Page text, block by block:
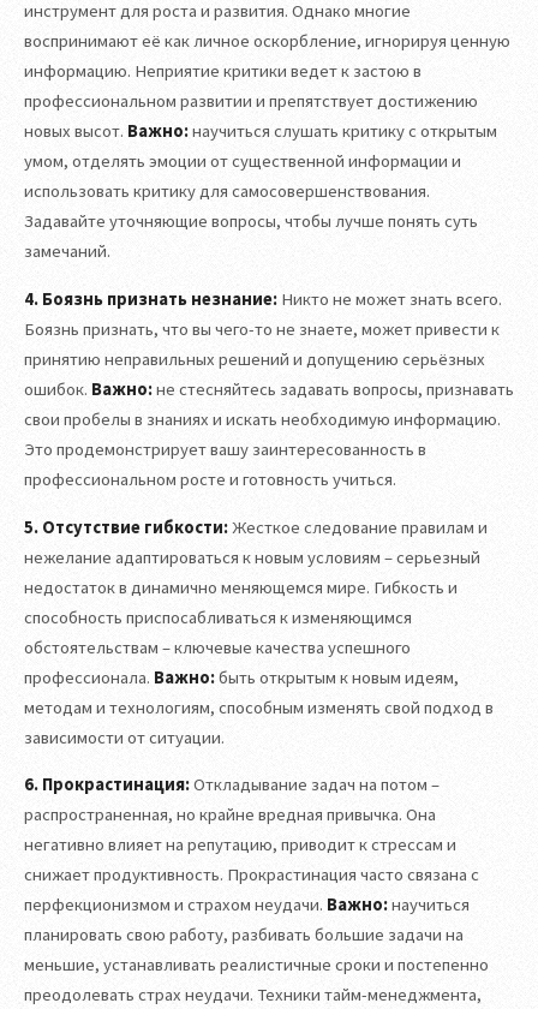
инструмент для роста и развития. Однако многие
воспринимают её как личное оскорбление, игнорируя ценную
информацию. Неприятие критики ведет к застою в
профессиональном развитии и препятствует достижению
новых высот. Важно:научиться слушать критику с открытым
умом, отделять эмоции от существенной информации и
использовать критику для самосовершенствования.
Задавайте уточняющие вопросы, чтобы лучше понять суть
замечаний.
4. Боязнь признать незнание: Никто не может знать всего.
Боязнь признать, что вы чего-то не знаете, может привести к
принятию неправильных решений и допущению серьёзных
ошибок. Важно:не стесняйтесь задавать вопросы, признавать
свои пробелы в знаниях и искать необходимую информацию.
Это продемонстрирует вашу заинтересованность в
профессиональном росте и готовность учиться.
5. Отсутствие гибкости:Жесткое следование правилам и
нежелание адаптироваться к новым условиям – серьезный
недостаток в динамично меняющемся мире. Гибкость и
способность приспосабливаться к изменяющимся
обстоятельствам – ключевые качества успешного
профессионала. Важно:быть открытым к новым идеям,
методам и технологиям, способным изменять свой подход в
зависимости от ситуации.
6. Прокрастинация:Откладывание задач на потом –
распространенная, но крайне вредная привычка. Она
негативно влияет на репутацию, приводит к стрессам и
снижает продуктивность. Прокрастинация часто связана с
перфекционизмом и страхом неудачи. Важно:научиться
планировать свою работу, разбивать большие задачи на
меньшие, устанавливать реалистичные сроки и постепенно
преодолевать страх неудачи. Техники тайм-менеджмента,